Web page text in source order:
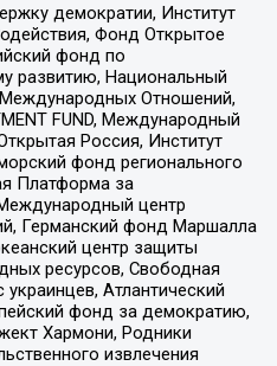
демократии, Институт
Фонд Открытое
фонд по
развитию, Национальный
Отношений,
FUND, Международный
Россия, Институт
фонд регионального
Платформа за
центр
Германский фонд Маршалла
центр защиты
ресурсов, Свободная
Атлантический
фонд за демократию,
Хармони, Родники
извлечения